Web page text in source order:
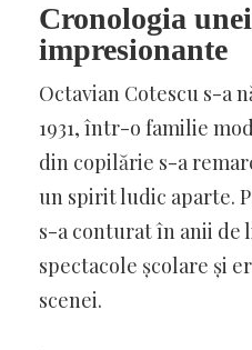
Cronologia
impresionante
Octavian Cotescu s-a
1931, într-o familie
din copilărie s-a
un spirit ludic aparte.
s-a conturat în anii de
spectacole școlare și
scenei.